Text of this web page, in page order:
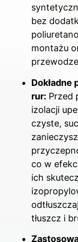
bez
montażu
rur: Przed
izolacji
czyste,
co w
ich
tłuszcz i